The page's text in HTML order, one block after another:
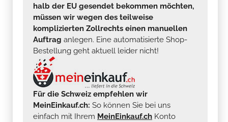
halb der EU gesendet bekommen möchten,
müssen wir wegen des teilweise
komplizierten Zollrechts einen manuellen
Auftrag anlegen. Eine automatisierte Shop-
Bestellung geht aktuell leider nicht!
Für die Schweiz empfehlen wir
MeinEinkauf.ch: So können Sie bei uns
einfach mit Ihrem MeinEinkauf.ch Konto